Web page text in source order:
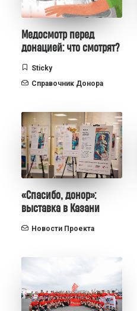
Медосмотр перед
донацией: что смотрят?
Sticky
Справочник Донора
«Спасибо, донор»:
выставка в Казани
Новости Проекта